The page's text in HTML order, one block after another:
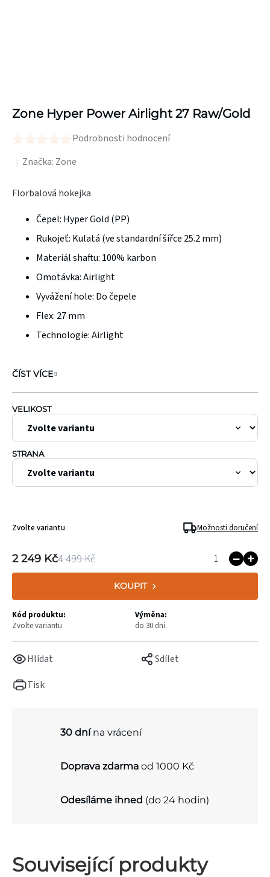
Zone Hyper Power Airlight 27 Raw/Gold
hodnocení
je
hvězdiček.
Podrobnosti hodnocení
Značka: Zone
VELIKOST
STRANA
Florbalová hokejka
Čepel: Hyper Gold (PP)
Rukojeť: Kulatá (ve standardní šířce 25.2 mm)
Materiál shaftu: 100% karbon
Omotávka:Airlight
Vyvážení hole: Do čepele
Flex: 27 mm
Technologie: Airlight
ČÍST VÍCE
Tisk
Hlídat Sdílet
4 499 Kč
2 249 Kč
KOUPIT
Zvolte variantu Možnosti doručení
Kód produktu:
Zvolte variantu
Výměna:
do 30 dní.
30 dnína vrácení
Doprava zdarma od 1000 Kč
Odesíláme ihned (do 24 hodin)
Související produkty